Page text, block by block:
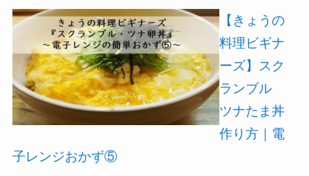
【きょうの
料理ビギナ
ーズ】スク
ランブル
ツナたま丼
作り方｜電
子レンジおかず⑤